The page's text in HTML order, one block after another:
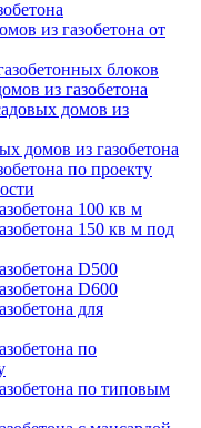
из газобетона от
блоков
из газобетона
домов из
домов из газобетона
по проекту
100 кв м
150 кв м под
D500
D600
для
по
по типовым